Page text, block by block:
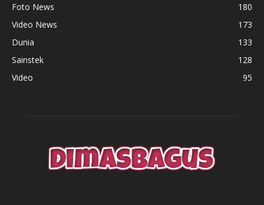
Foto News
180
Video News
173
Dunia
133
Sainstek
128
Video
95